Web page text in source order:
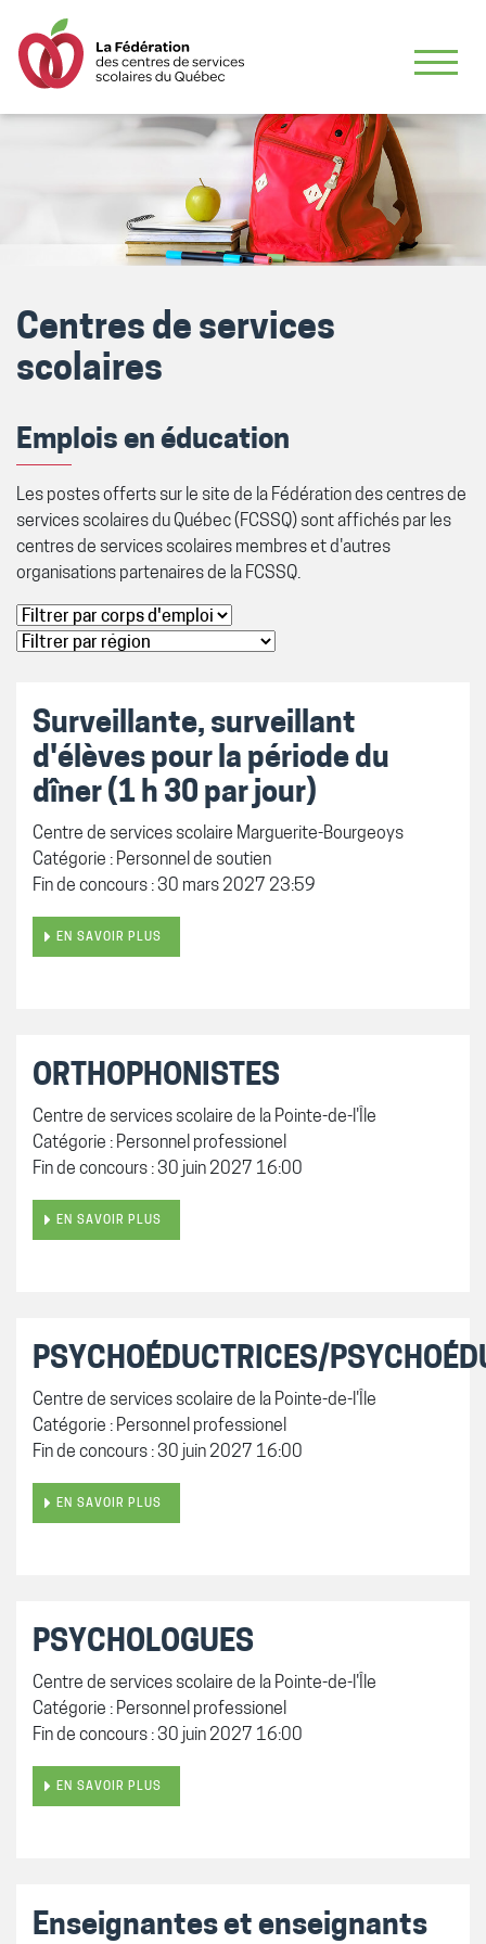
Centres de services
scolaires
Emplois en éducation
Les postes offerts sur le site de la Fédération des centres de
services scolaires du Québec (FCSSQ) sont affichés par les
centres de services scolaires membres et d'autres
organisations partenaires de la FCSSQ.
Surveillante, surveillant
d'élèves pour la période du
dîner (1 h 30 par jour)
Centre de services scolaire Marguerite-Bourgeoys
Catégorie : Personnel de soutien
Fin de concours : 30 mars 2027 23:59
EN SAVOIR PLUS
ORTHOPHONISTES
Centre de services scolaire de la Pointe-de-l'Île
Catégorie : Personnel professionel
Fin de concours : 30 juin 2027 16:00
EN SAVOIR PLUS
PSYCHOÉDUCTRICES/
Centre de services scolaire de la Pointe-de-l'Île
Catégorie : Personnel professionel
Fin de concours : 30 juin 2027 16:00
EN SAVOIR PLUS
PSYCHOLOGUES
Centre de services scolaire de la Pointe-de-l'Île
Catégorie : Personnel professionel
Fin de concours : 30 juin 2027 16:00
EN SAVOIR PLUS
Enseignantes et enseignants